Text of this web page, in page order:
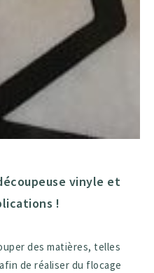
vinyle et
!
des matières, telles
de réaliser du flocage